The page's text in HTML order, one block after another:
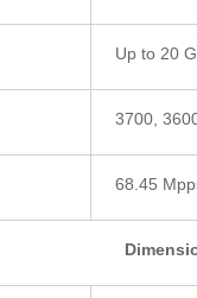
Up to 20
3700,
68.45